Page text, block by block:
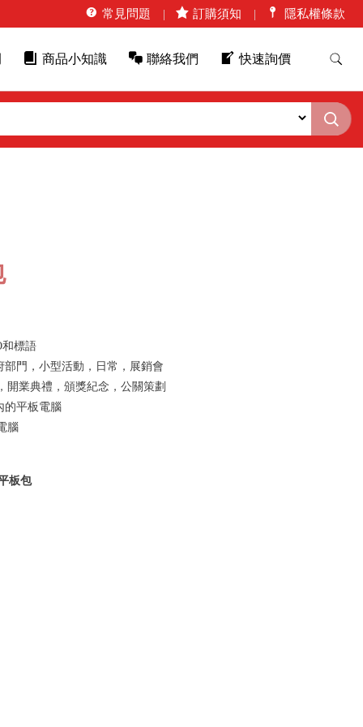
常見問題 訂購須知 隱私權條款
商品小知識 聯絡我們 快速詢價
和標語
門，小型活動，日常，展銷會
開業典禮，頒獎紀念，公關策劃
的平板電腦
腦
板包